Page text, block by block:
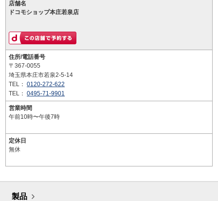
店舗名
ドコモショップ本庄若泉店
住所/電話番号
〒367-0055
埼玉県本庄市若泉2-5-14
TEL： 0120-272-622
TEL： 0495-71-9901
営業時間
午前10時〜午後7時
定休日
無休
製品